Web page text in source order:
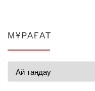
МҰРАҒАТ